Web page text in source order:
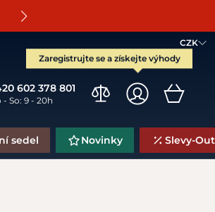
CZK
Zaregistrujte se a získejte výhody
602 378 801
- So: 9 - 20h
sedel Novinky Slevy-